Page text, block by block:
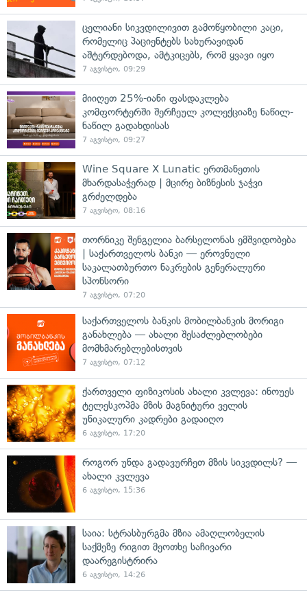
ცელიანი სიკვდილივით გამოწყობილი კაცი,
რომელიც პაციენტებს სახურავიდან
აშტერდებოდა, ამტკიცებს, რომ ყვავი იყო
7 აგვისტო, 09:29
მიიღეთ 25%-იანი ფასდაკლება
კომფორტერში შერჩეულ კოლექციაზე ნაწილ-
ნაწილ გადახდისას
7 აგვისტო, 09:27
Wine Square X Lunatic ერთმანეთის
მხარდასაჭერად | მცირე ბიზნესის ჯაჭვი
გრძელდება
7 აგვისტო, 08:16
თორნიკე შენგელია ბარსელონას ემშვიდობება
| საქართველოს ბანკი — ეროვნული
საკალათბურთო ნაკრების გენერალური
სპონსორი
7 აგვისტო, 07:20
საქართველოს ბანკის მობილბანკის მორიგი
განახლება — ახალი შესაძლებლობები
მომხმარებლებისთვის
7 აგვისტო, 07:12
ქართველი ფიზიკოსის ახალი კვლევა: ინოუეს
ტელესკოპმა მზის მაგნიტური ველის
უნიკალური კადრები გადაიღო
6 აგვისტო, 17:20
როგორ უნდა გადავურჩეთ მზის სიკვდილს? —
ახალი კვლევა
6 აგვისტო, 15:36
საია: სტრასბურგმა მზია ამაღლობელის
საქმეზე რიგით მეოთხე საჩივარი
დაარეგისტრირა
6 აგვისტო, 14:26